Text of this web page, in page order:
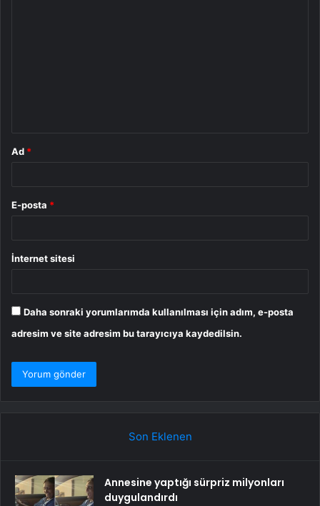
Ad *
E-posta *
İnternet sitesi
Daha sonraki yorumlarımda kullanılması için adım, e-posta
adresim ve site adresim bu tarayıcıya kaydedilsin.
Son Eklenen
Annesine yaptığı sürpriz milyonları
duygulandırdı